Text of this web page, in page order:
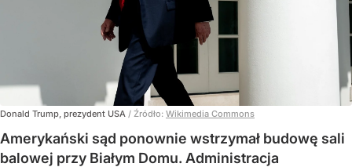
Donald Trump, prezydent USA / Źródło: Wikimedia Commons
Amerykański sąd ponownie wstrzymał budowę sali
balowej przy Białym Domu. Administracja